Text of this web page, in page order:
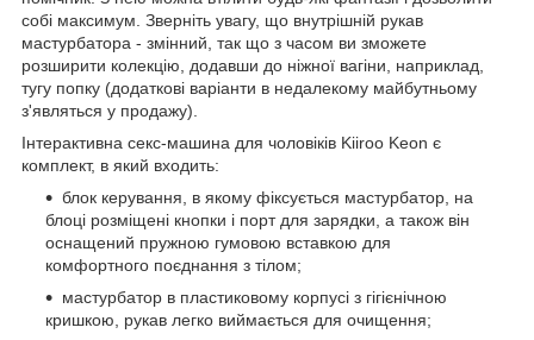
собі максимум. Зверніть увагу, що внутрішній рукав
мастурбатора - змінний, так що з часом ви зможете
розширити колекцію, додавши до ніжної вагіни, наприклад,
тугу попку (додаткові варіанти в недалекому майбутньому
з'являться у продажу).
Інтерактивна секс-машина для чоловіків Kiiroo Keon є
комплект, в який входить:
блок керування, в якому фіксується мастурбатор, на
блоці розміщені кнопки і порт для зарядки, а також він
оснащений пружною гумовою вставкою для
комфортного поєднання з тілом;
мастурбатор в пластиковому корпусі з гігієнічною
кришкою, рукав легко виймається для очищення;